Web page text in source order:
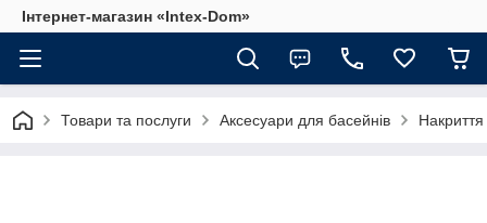
Інтернет-магазин «Intex-Dom»
Товари та послуги Аксесуари для басейнів Накриття